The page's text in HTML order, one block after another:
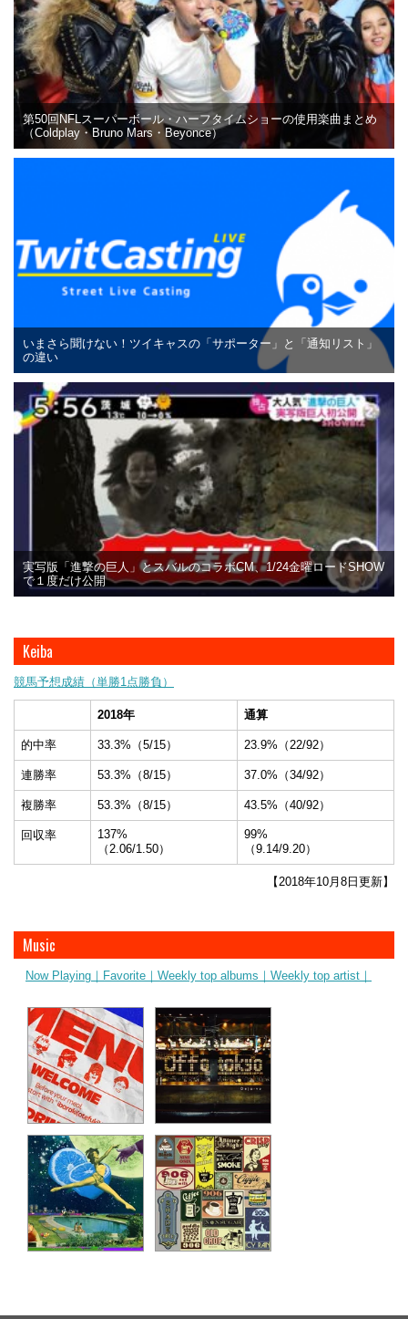
第50回NFLスーパーボール・ハーフタイムショーの使用楽曲まとめ
（Coldplay・Bruno Mars・Beyonce）
いまさら聞けない！ツイキャスの「サポーター」と「通知リスト」
の違い
実写版「進撃の巨人」とスバルのコラボCM、1/24金曜ロードSHOW
で１度だけ公開
Keiba
競馬予想成績（単勝1点勝負）
2018年 通算
的中率 33.3%（5/15） 23.9%（22/92）
連勝率 53.3%（8/15） 37.0%（34/92）
複勝率 53.3%（8/15） 43.5%（40/92）
回収率
137%
（2.06/1.50）
99%
（9.14/9.20）
【2018年10月8日更新】
Music
Now Playing｜ Favorite｜ Weekly top albums｜ Weekly top artist｜
ibaraki(otefuki)
Geloomy
シンデレラ
Offo tokyo